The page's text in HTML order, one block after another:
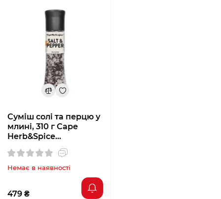
Суміш солі та перцю у
млині, 310 г Cape
Herb&Spice
FSGRB000005
Немає в наявності
479 ₴